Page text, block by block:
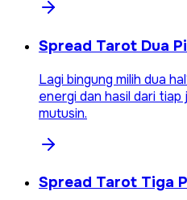
Spread Tarot Dua
Lagi bingung milih dua
energi dan hasil dari
mutusin.
Spread Tarot Tiga